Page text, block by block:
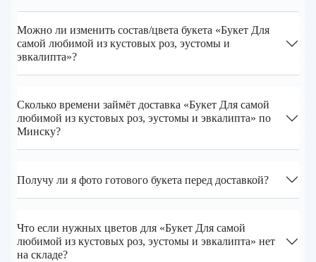
Можно ли изменить состав/цвета букета «Букет Для
самой любимой из кустовых роз, эустомы и
эвкалипта»?
Сколько времени займёт доставка «Букет Для самой
любимой из кустовых роз, эустомы и эвкалипта» по
Минску?
Получу ли я фото готового букета перед доставкой?
Что если нужных цветов для «Букет Для самой
любимой из кустовых роз, эустомы и эвкалипта» нет
на складе?